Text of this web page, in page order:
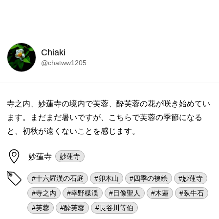
Chiaki
@chatww1205
寺之内、妙蓮寺の境内で芙蓉、酔芙蓉の花が咲き始めてい
ます。まだまだ暑いですが、こちらで芙蓉の季節になる
と、初秋が遠くないことを感じます。
妙蓮寺 妙蓮寺
#十六羅漢の石庭 #卯木山 #四季の襖絵
#妙蓮寺
#寺之内
#幸野楳渓 #日像聖人 #木蓮
#臥牛石
#芙蓉
#酔芙蓉 #長谷川等伯